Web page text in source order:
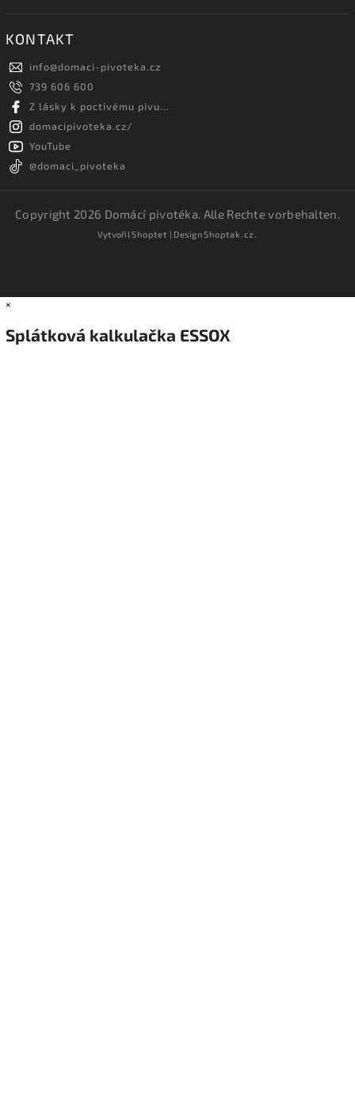
KONTAKT
info@domaci-pivoteka.cz
739 606 600
Z lásky k poctivému pivu...
domacipivoteka.cz/
YouTube
@domaci_pivoteka
Copyright 2026 Domácí pivotéka. Alle Rechte vorbehalten.
VytvořilShoptet | DesignShoptak.cz.
×
Splátková kalkulačka ESSOX